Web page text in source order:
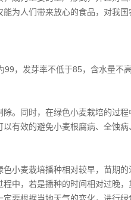
为人们带来放心的食品，对我
，发芽率不低于85，含水量不
。同时，在绿色小麦栽培的过
有效的避免小麦根腐病、全蚀
小麦栽培播种相对较早，苗期
中，若是播种的时间相对过晚